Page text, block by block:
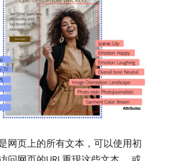
网页上的所有文本，可以使用初